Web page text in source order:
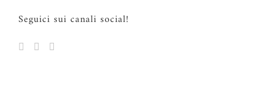
Seguici sui canali social!